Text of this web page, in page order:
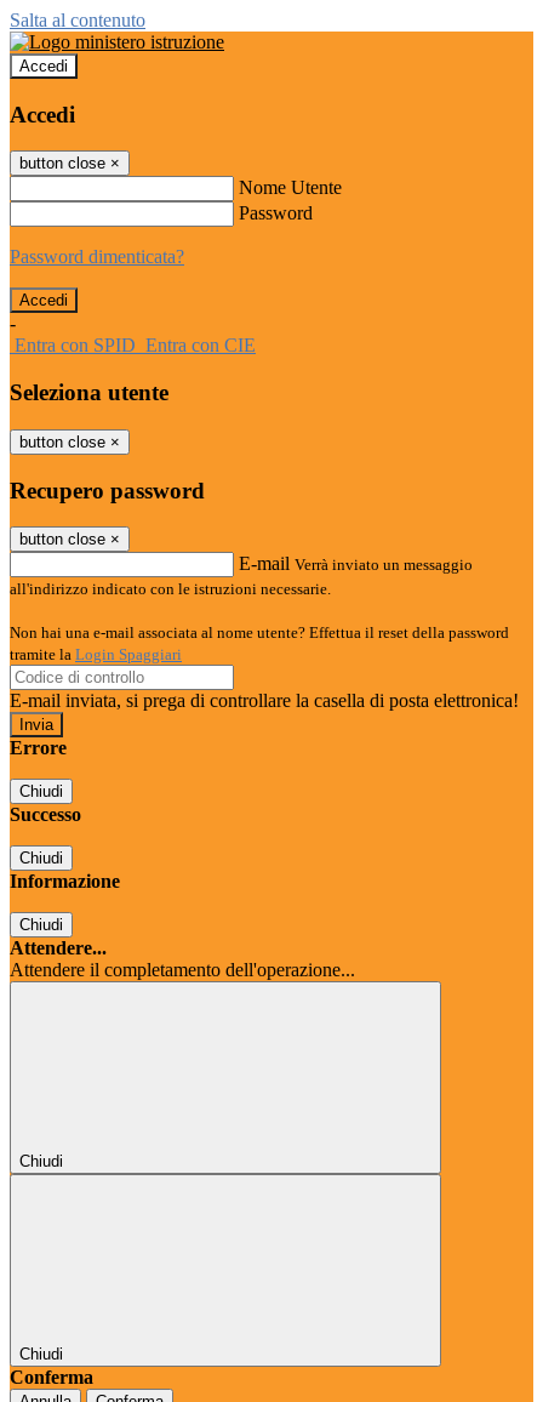
Salta al contenuto
Accedi
Accedi
button close ×
Nome Utente
Password
Password dimenticata?
-
Entra con SPID Entra con CIE
Seleziona utente
button close ×
Recupero password
button close ×
E-mail Verrà inviato un messaggio
all'indirizzo indicato con le istruzioni necessarie.
Non hai una e-mail associata al nome utente? Effettua il reset della password
tramite la Login Spaggiari
E-mail inviata, si prega di controllare la casella di posta elettronica!
Errore
Chiudi
Successo
Chiudi
Informazione
Chiudi
Attendere...
Attendere il completamento dell'operazione...
Chiudi
Chiudi
Conferma